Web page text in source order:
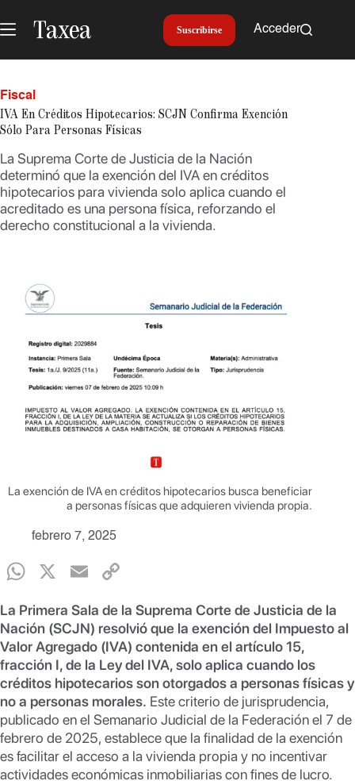
al
contenido
Suscribirse Acceder
Fiscal
IVA En Créditos Hipotecarios: SCJN Confirma Exención
Sólo Para Personas Físicas
La Suprema Corte de Justicia de la Nación
determinó que la exención del IVA en créditos
hipotecarios para vivienda solo aplica cuando el
acreditado es una persona física, reforzando el
derecho constitucional a la vivienda.
La exención de IVA en créditos hipotecarios busca beneficiar
a personas físicas que adquieren vivienda propia.
febrero 7, 2025
W
at
s
A
p
p
X
E
ail p
y
Li
n
k
La Primera Sala de la Suprema Corte de Justicia de la
Nación (SCJN) resolvió que la exención del Impuesto al
Valor Agregado (IVA) contenida en el artículo 15,
fracción I, de la Ley del IVA, solo aplica cuando los
créditos hipotecarios son otorgados a personas físicas y
no a personas morales. Este criterio de jurisprudencia,
publicado en el Semanario Judicial de la Federación el 7 de
febrero de 2025, establece que la finalidad de la exención
es facilitar el acceso a la vivienda propia y no incentivar
actividades económicas inmobiliarias con fines de lucro.